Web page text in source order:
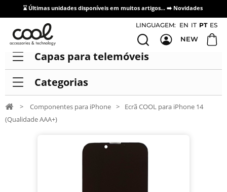
⌛ Últimas unidades disponíveis em muitos artigos... ➡️ Novidades
Acesso / Cadastro de Distribuidores
LINGUAGEM: EN IT PT ES
NEW
Capas para telemóveis
Categorias
> Componentes para iPhone >
Ecrã COOL para iPhone 14
(Qualidade AAA+)